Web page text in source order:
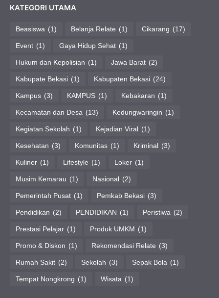
KATEGORI UTAMA
Beasiswa (1) Belanja Relate (1) Cikarang (17)
Event (1) Gaya Hidup Sehat (1)
Hukum dan Kepolisian (1) Jawa Barat (2)
Kabupate Bekasi (1) Kabupaten Bekasi (24)
Kampus (3) KAMPUS (1) Kebakaran (1)
Kecamatan dan Desa (13) Kedungwaringin (1)
Kegiatan Sekolah (1) Kejadian Viral (1)
Kesehatan (3) Komunitas (1) Kriminal (3)
Kuliner (1) Lifestyle (1) Loker (1)
Musim Kemarau (1) Nasional (2)
Pemerintah Pusat (1) Pemkab Bekasi (3)
Pendidikan (2) PENDIDIKAN (1) Peristiwa (2)
Prestasi Pelajar (1) Produk UMKM (1)
Promo & Diskon (1) Rekomendasi Relate (3)
Rumah Sakit (2) Sekolah (3) Sepak Bola (1)
Tempat Nongkrong (1) Wisata (1)